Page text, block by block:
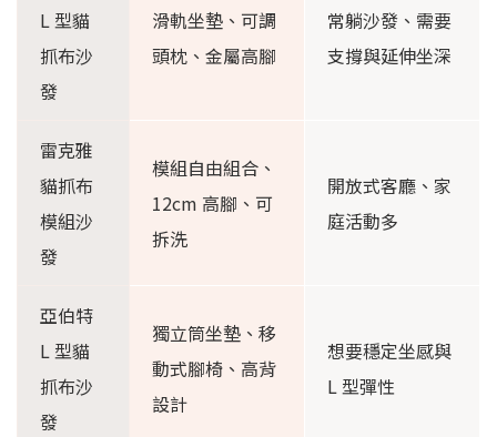
L 型貓
抓布沙
發
滑軌坐墊、可調
頭枕、金屬高腳
常躺沙發、需要
支撐與延伸坐深
雷克雅
貓抓布
模組沙
發
模組自由組合、
12cm 高腳、可
拆洗
開放式客廳、家
庭活動多
亞伯特
L 型貓
抓布沙
發
獨立筒坐墊、移
動式腳椅、高背
設計
想要穩定坐感與
L 型彈性